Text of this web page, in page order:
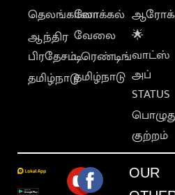
தெலங்கானா
ஆந்திர
பிரதேசம்
தமிழ்நாடு
லோக்கல்
வேலை
டிரெண்டிங்
தமிழ்நாடு
🌟
வாட்ஸ்
அப்
STATUS
குற்றம்
OUR